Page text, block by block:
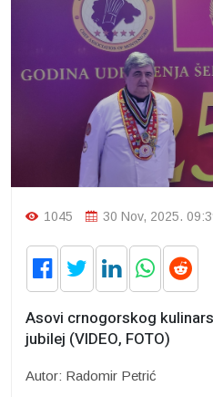
1045 30 Nov, 2025.
Asovi crnogorskog
jubilej (VIDEO, FOTO)
Autor: Radomir Petrić